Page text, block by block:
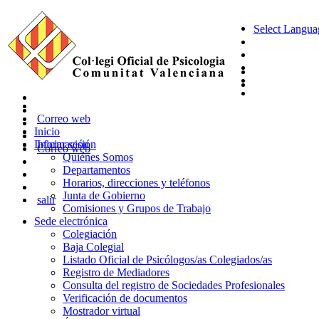
Select
Correo web
Iniciar sesión
Correo web
salir
Inicio
Información
Quiénes Somos
Departamentos
Horarios, direcciones y teléfonos
Junta de Gobierno
Comisiones y Grupos de Trabajo
Sede electrónica
Colegiación
Baja Colegial
Listado Oficial de Psicólogos/as Colegiados/as
Registro de Mediadores
Consulta del registro de Sociedades Profesionales
Verificación de documentos
Mostrador virtual